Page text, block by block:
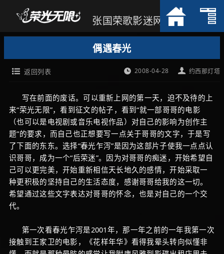
张国荣歌影迷网
偶遇春光
约西那灯塔
2008-04-28
返回列表
写在前面的废话。可以重新上网的第一天，迫不及待的上
来“荣光无限”，看到征文的帖子，看到“就一部哥哥的电影
（也可以是电视剧或音乐电视作品）对自己的影响为创作主
题”的要求，而自己也正想要写一点关于哥哥的文字，于是写
了下面的东东。选择“春光乍泻”是因为这部片子使我一点点认
识哥哥，成为一个“后荣迷”。因为对哥哥的痴迷，开始希望自
己可以更完美，开始重新相信天长地久的感情，开始采取一
种更积极的坚持自己的生活态度，感谢哥哥给我的这一切。
希望通过这些文字表达对哥哥的怀念，也是对自己的一个交
代。
第一次看春光乍泻是2001年，那一年之前的一年我第一次
接触到王家卫的电影，《花样年华》看得我晕头转向似懂非